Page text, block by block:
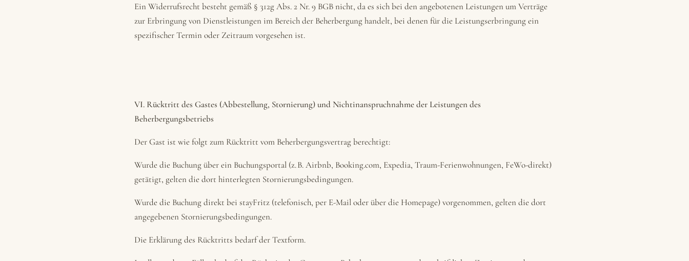
Ein Widerrufsrecht besteht gemäß § 312g Abs. 2 Nr. 9 BGB nicht, da es sich bei den angebotenen Leistungen um Verträge
zur Erbringung von Dienstleistungen im Bereich der Beherbergung handelt, bei denen für die Leistungserbringung ein
spezifischer Termin oder Zeitraum vorgesehen ist.
VI. Rücktritt des Gastes (Abbestellung, Stornierung) und Nichtinanspruchnahme der Leistungen des
Beherbergungsbetriebs
Der Gast ist wie folgt zum Rücktritt vom Beherbergungsvertrag berechtigt:
Wurde die Buchung über ein Buchungsportal (z. B. Airbnb, Booking.com, Expedia, Traum-Ferienwohnungen, FeWo-direkt)
getätigt, gelten die dort hinterlegten Stornierungsbedingungen.
Wurde die Buchung direkt bei stayFritz (telefonisch, per E-Mail oder über die Homepage) vorgenommen, gelten die dort
angegebenen Stornierungsbedingungen.
Die Erklärung des Rücktritts bedarf der Textform.